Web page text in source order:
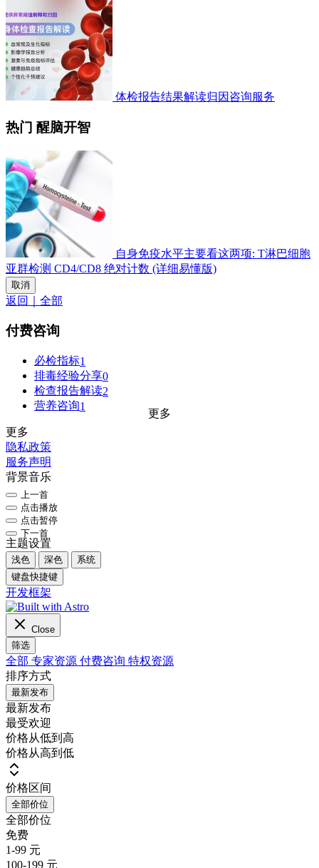
体检报告结果解读归因咨询服务
热门 醒脑开智
自身免疫水平主要看这两项: T淋巴细胞
亚群检测 CD4/CD8 绝对计数 (详细易懂版)
取消
返回｜全部
付费咨询
必检指标1
排毒经验分享0
检查报告解读2
营养咨询1
更多
更多
隐私政策
服务声明
背景音乐
上一首
点击播放
点击暂停
下一首
主题设置
浅色 深色
系统
键盘快捷键
开发框架
Close
筛选
全部 专家资源 付费咨询 特权资源
排序方式
最新发布
最新发布
最受欢迎
价格从低到高
价格从高到低
价格区间
全部价位
全部价位
免费
1-99 元
100-199 元